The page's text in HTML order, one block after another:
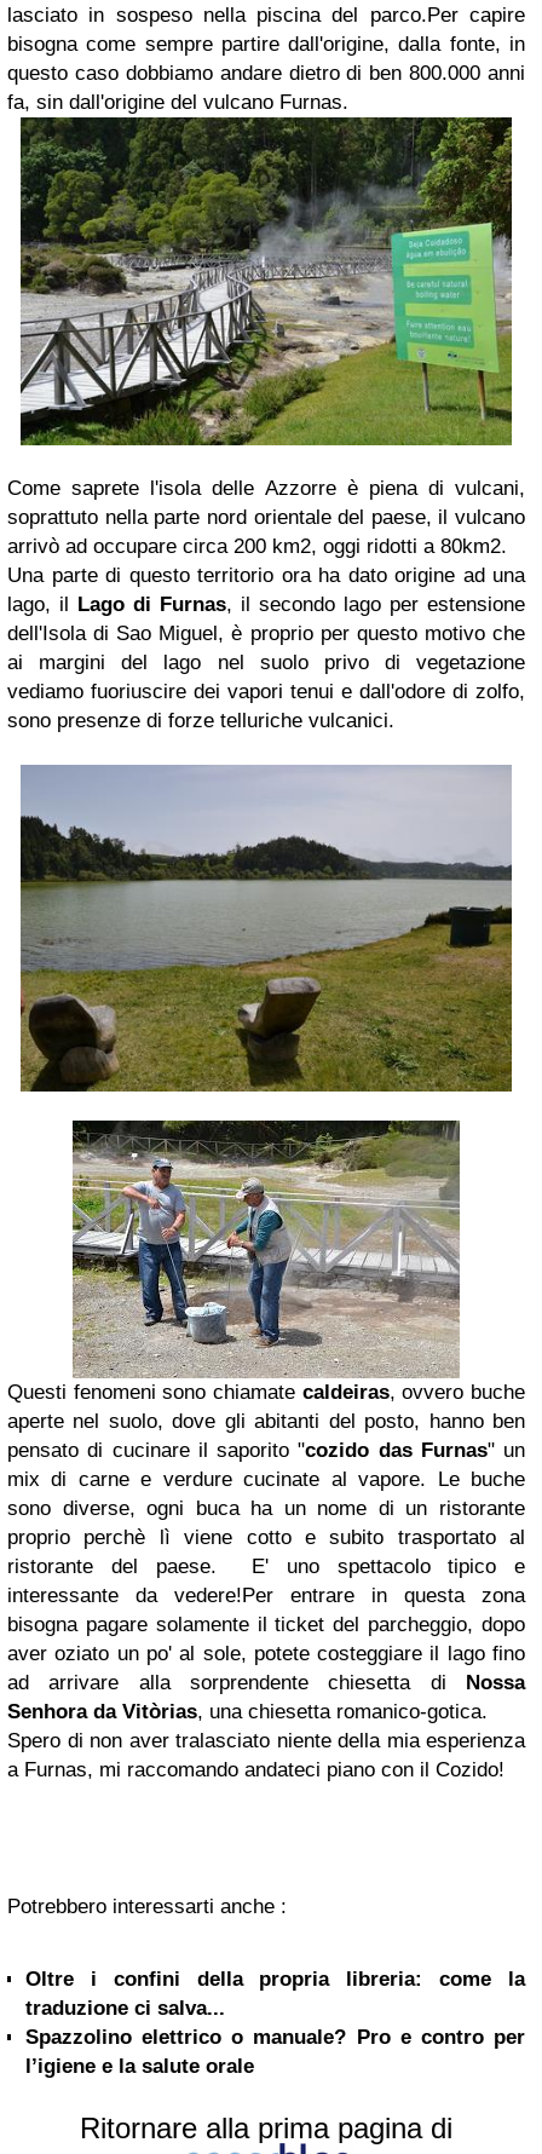
lasciato in sospeso nella piscina del parco. Per capire
bisogna come sempre partire dall'origine, dalla fonte, in
questo caso dobbiamo andare dietro di ben 800.000 anni
fa, sin dall'origine del vulcano Furnas.
Come saprete l'isola delle Azzorre è piena di vulcani,
soprattuto nella parte nord orientale del paese, il vulcano
arrivò ad occupare circa 200 km2, oggi ridotti a 80km2.
Una parte di questo territorio ora ha dato origine ad una
lago, il Lago di Furnas, il secondo lago per estensione
dell'Isola di Sao Miguel, è proprio per questo motivo che
ai margini del lago nel suolo privo di vegetazione
vediamo fuoriuscire dei vapori tenui e dall'odore di zolfo,
sono presenze di forze telluriche vulcanici.
Questi fenomeni sono chiamate caldeiras, ovvero buche
aperte nel suolo, dove gli abitanti del posto, hanno ben
pensato di cucinare il saporito "cozido das Furnas" un
mix di carne e verdure cucinate al vapore.
Le buche
sono diverse, ogni buca ha un nome di un ristorante
proprio perchè lì viene cotto e subito trasportato al
ristorante del paese.
E' uno spettacolo tipico e
interessante da vedere! Per entrare in questa zona
bisogna pagare solamente il ticket del parcheggio, dopo
aver oziato un po' al sole, potete costeggiare il lago fino
ad arrivare alla sorprendente chiesetta di
Nossa
Senhora da Vitòrias, una chiesetta romanico-gotica.
Spero di non aver tralasciato niente della mia esperienza
a Furnas, mi raccomando andateci piano con il Cozido!
Potrebbero interessarti anche :
Oltre i confini della propria libreria: come la
traduzione ci salva...
Spazzolino elettrico o manuale? Pro e contro per
l’igiene e la salute orale
Ritornare alla prima pagina di